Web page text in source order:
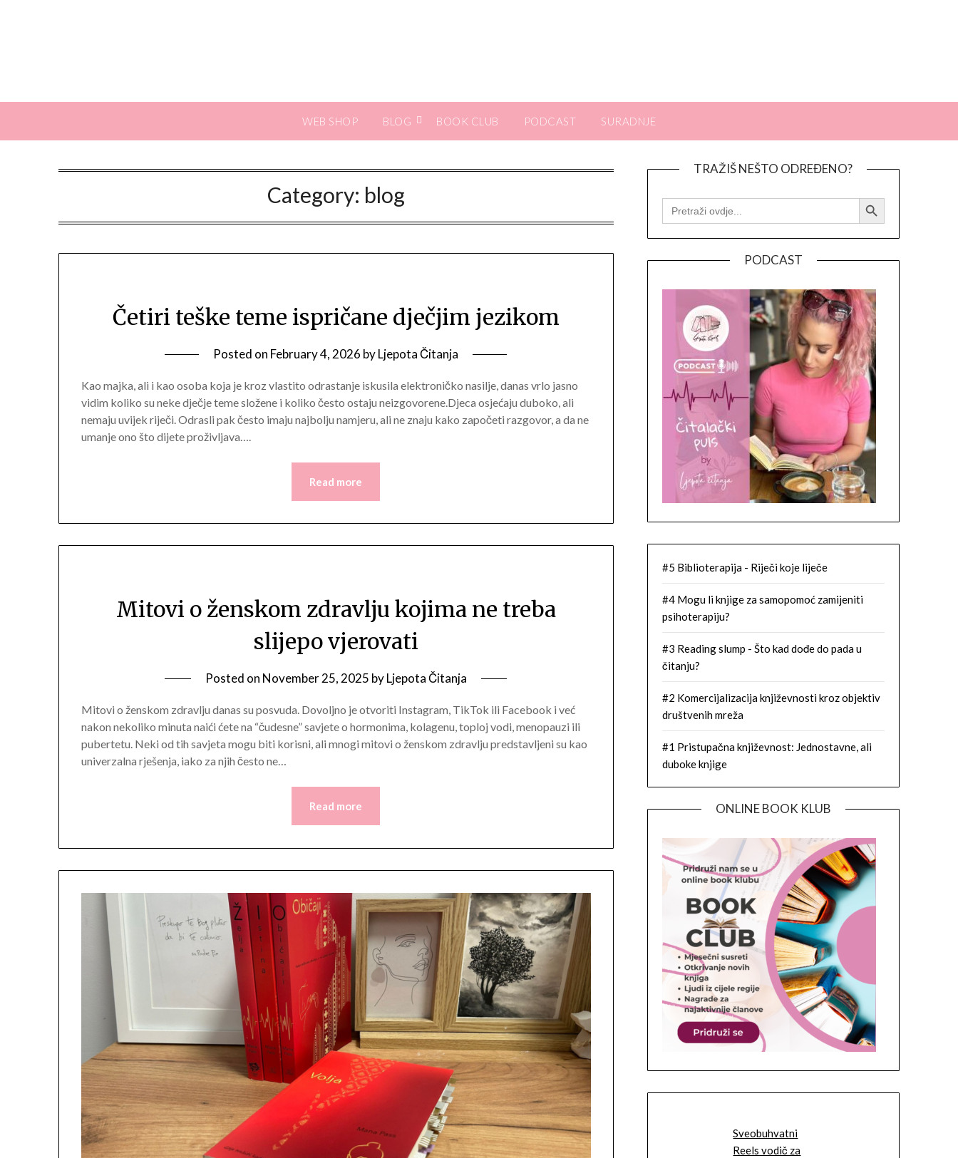
WEB SHOP BLOG BOOK CLUB PODCAST SURADNJE
Category: blog
Četiri teške teme ispričane dječjim jezikom
Posted on February 4, 2026 byLjepota Čitanja
Kao majka, ali i kao osoba koja je kroz vlastito odrastanje iskusila elektroničko nasilje, danas vrlo jasno
vidim koliko su neke dječje teme složene i koliko često ostaju neizgovorene.Djeca osjećaju duboko, ali
nemaju uvijek riječi. Odrasli pak često imaju najbolju namjeru, ali ne znaju kako započeti razgovor, a da ne
umanje ono što dijete proživljava….
Read more
Mitovi o ženskom zdravlju kojima ne treba
slijepo vjerovati
Posted on November 25, 2025 byLjepota Čitanja
Mitovi o ženskom zdravlju danas su posvuda. Dovoljno je otvoriti Instagram, TikTok ili Facebook i već
nakon nekoliko minuta naići ćete na “čudesne” savjete o hormonima, kolagenu, toploj vodi, menopauzi ili
pubertetu. Neki od tih savjeta mogu biti korisni, ali mnogi mitovi o ženskom zdravlju predstavljeni su kao
univerzalna rješenja, iako za njih često ne…
Read more
TRAŽIŠ NEŠTO ODREĐENO?
SEARCH
FOR:
Search Button
PODCAST
#5 Biblioterapija - Riječi koje liječe
#4 Mogu li knjige za samopomoć zamijeniti
psihoterapiju?
#3 Reading slump - Što kad dođe do pada u
čitanju?
#2 Komercijalizacija književnosti kroz objektiv
društvenih mreža
#1 Pristupačna književnost: Jednostavne, ali
duboke knjige
ONLINE BOOK KLUB
Sveobuhvatni
Reels vodič za